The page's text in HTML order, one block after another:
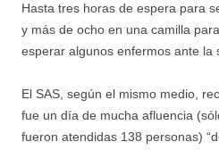
Hasta tres horas de espera para
y más de ocho en una camilla
esperar algunos enfermos ante la
El SAS, según el mismo medio,
fue un día de mucha afluencia
fueron atendidas 138 personas)